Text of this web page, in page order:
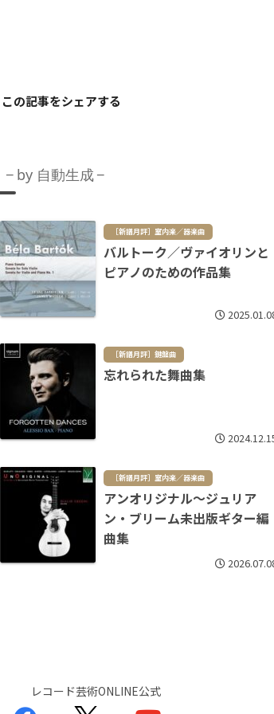
この記事をシェアする
by 自動生成
［新譜月評］室内楽／器楽曲
バルトーク／ヴァイオリンと
ピアノのための作品集
［新譜月評］鍵盤曲
忘れられた舞曲集
［新譜月評］室内楽／器楽曲
アンオリジナル～ジュリア
ン・ブリーム未出版ギター編
曲集
レコード芸術ONLINE公式